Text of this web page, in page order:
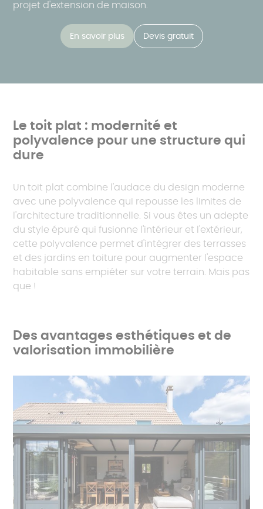
projet d'extension de maison.
En savoir plus Devis gratuit
Le toit plat : modernité et
polyvalence pour une structure qui
dure
Un toit plat combine l'audace du design moderne
avec une polyvalence qui repousse les limites de
l'architecture traditionnelle. Si vous êtes un adepte
du style épuré qui fusionne l'intérieur et l'extérieur,
cette polyvalence permet d'intégrer des terrasses
et des jardins en toiture pour augmenter l'espace
habitable sans empiéter sur votre terrain. Mais pas
que !
Des avantages esthétiques et de
valorisation immobilière